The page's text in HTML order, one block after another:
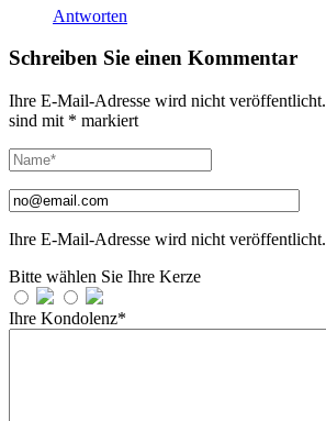
Antworten
Schreiben Sie einen Kommentar
Ihre E-Mail-Adresse wird nicht veröffentlicht.
sind mit * markiert
Ihre E-Mail-Adresse wird nicht veröffentlicht.
Bitte wählen Sie Ihre Kerze
Ihre Kondolenz*